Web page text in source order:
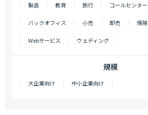
製造 教育 旅行 コールセンター
バックオフィス 小売 卸売 保険
Webサービス ウェディング
規模
大企業向け 中小企業向け